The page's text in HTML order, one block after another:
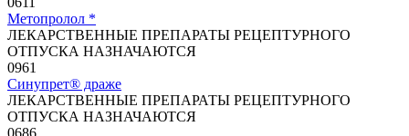
Метопролол *
ЛЕКАРСТВЕННЫЕ ПРЕПАРАТЫ РЕЦЕПТУРНОГО
ОТПУСКА НАЗНАЧАЮТСЯ
0961
Синупрет® драже
ЛЕКАРСТВЕННЫЕ ПРЕПАРАТЫ РЕЦЕПТУРНОГО
ОТПУСКА НАЗНАЧАЮТСЯ